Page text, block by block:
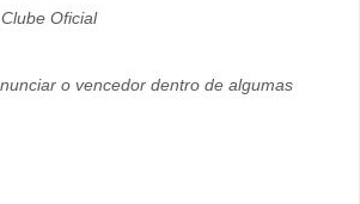
Oficial
o vencedor dentro de algumas